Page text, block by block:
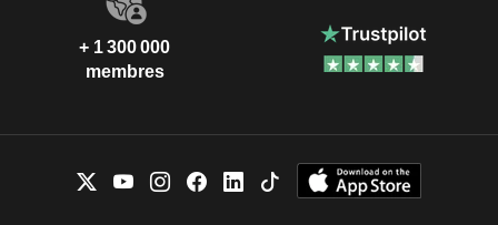
+ 1 300 000
membres